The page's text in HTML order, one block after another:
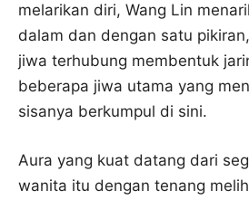
melarikan diri, Wang Lin
dalam dan dengan satu
jiwa terhubung membentuk
beberapa jiwa utama yang
sisanya berkumpul di sini.
Aura yang kuat datang dari
wanita itu dengan tenang